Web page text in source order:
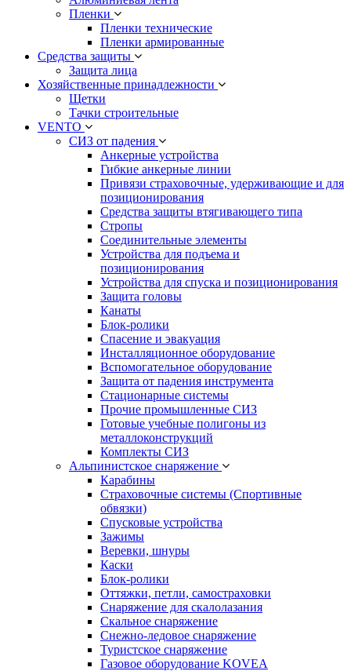
Пленки
Пленки технические
Пленки армированные
Средства защиты
Защита лица
Хозяйственные принадлежности
Щетки
Тачки строительные
VENTO
СИЗ от падения
Анкерные устройства
Гибкие анкерные линии
Привязи страховочные, удерживающие и для
позиционирования
Средства защиты втягивающего типа
Стропы
Соединительные элементы
Устройства для подъема и
позиционирования
Устройства для спуска и позиционирования
Защита головы
Канаты
Блок-ролики
Спасение и эвакуация
Инсталляционное оборудование
Вспомогательное оборудование
Защита от падения инструмента
Стационарные системы
Прочие промышленные СИЗ
Готовые учебные полигоны из
металлоконструкций
Комплекты СИЗ
Альпинистское снаряжение
Карабины
Страховочные системы (Спортивные
обвязки)
Спусковые устройства
Зажимы
Веревки, шнуры
Каски
Блок-ролики
Оттяжки, петли, самостраховки
Снаряжение для скалолазания
Скальное снаряжение
Снежно-ледовое снаряжение
Туристское снаряжение
Газовое оборудование KOVEA